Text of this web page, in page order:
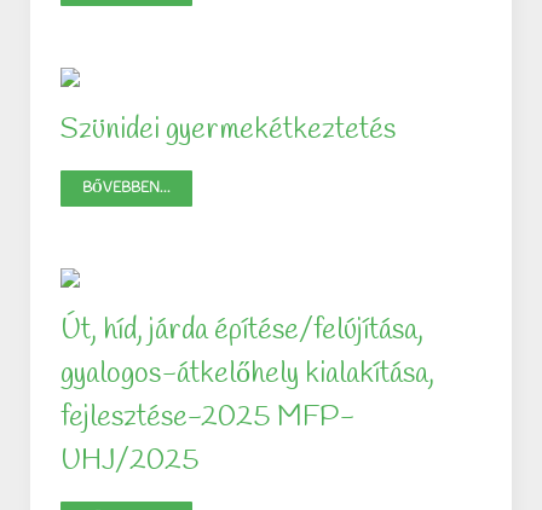
Szünidei gyermekétkeztetés
BŐVEBBEN...
Út, híd, járda építése/felújítása,
gyalogos-átkelőhely kialakítása,
fejlesztése-2025 MFP-
UHJ/2025